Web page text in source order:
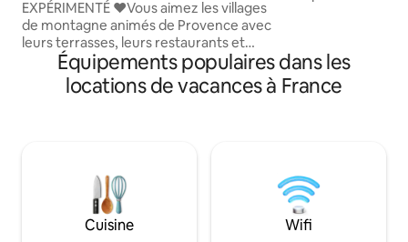
EXPÉRIMENTÉ ​❤️​Vous aimez les villages
de montagne animés de Provence avec
leurs terrasses, leurs restaurants et
leurs boutiques ? Vous aimez les champs
de lavande, les marchés régionaux ou le
paysage accidenté du Verdon ? Vous
❤️​Profitez d'un verre de vin à l'ombre de
notre petit jardin et admirez la vallée, les
rochers et le ciel étoilé depuis la grande
terrasse sur le toit le soir.
d'harmonie, idéal
tout en profitant
confortable dans
Équipements populaires dans les
locations de vacances à France
Cuisine Wifi